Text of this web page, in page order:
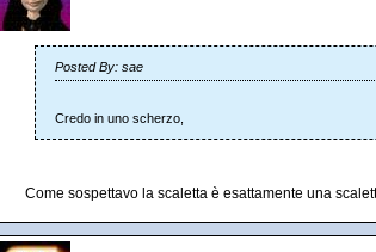
Posted By: sae
Credo in uno scherzo,
Come sospettavo la scaletta è esattamente una